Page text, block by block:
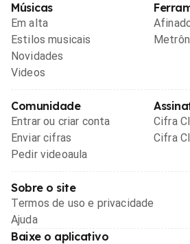
Músicas
Em alta
Estilos musicais
Novidades
Videos
Comunidade
Entrar ou criar conta
Enviar cifras
Pedir videoaula
Cifra
Cifra
Sobre o site
Termos de uso e privacidade
Ajuda
Baixe o aplicativo